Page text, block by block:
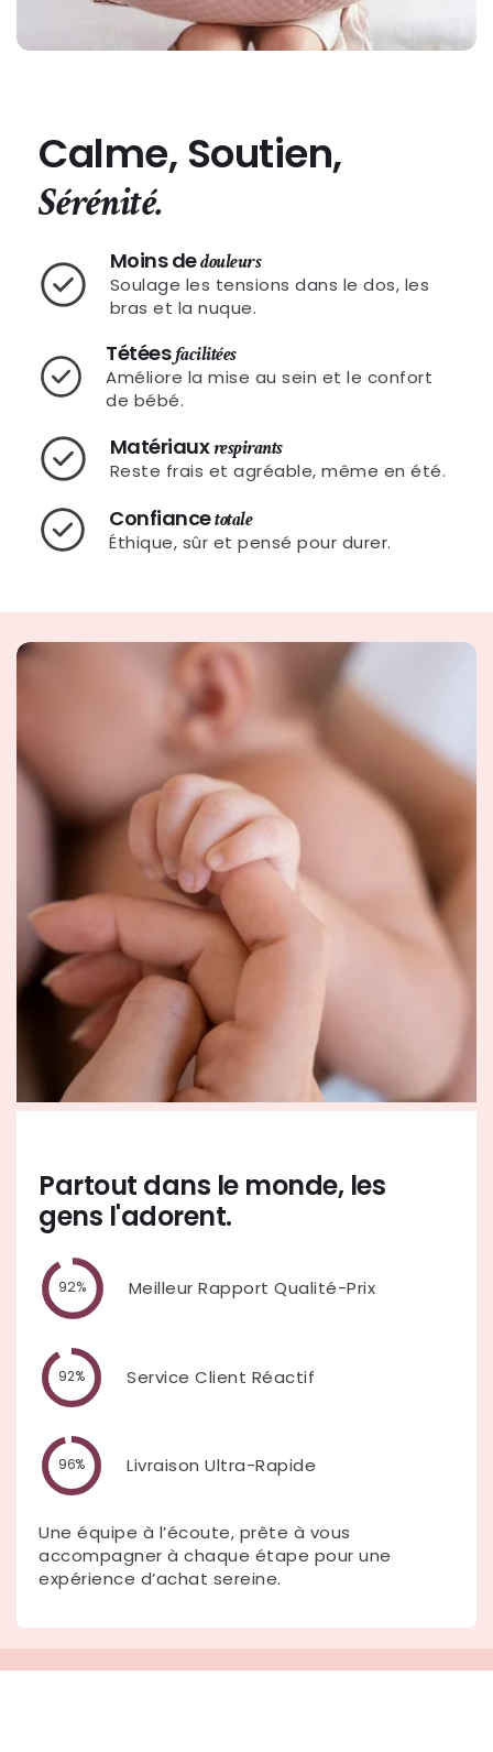
Calme, Soutien,
Sérénité.
Moins dedouleurs
Soulage les tensions dans le dos, les
bras et la nuque.
Tétéesfacilitées
Améliore la mise au sein et le confort
de bébé.
Matériauxrespirants
Reste frais et agréable, même en été.
Confiancetotale
Éthique, sûr et pensé pour durer.
Partout dans le monde, les
gens l'adorent.
92% Meilleur Rapport Qualité-Prix
92% Service Client Réactif
96% Livraison Ultra-Rapide
Une équipe à l’écoute, prête à vous
accompagner à chaque étape pour une
expérience d’achat sereine.